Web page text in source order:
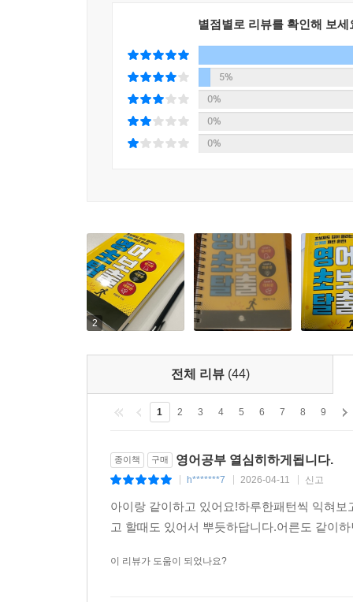
별점별로 리뷰를 확인해 보세
5%
0%
0%
0%
2
전체 리뷰 (44)
1 2 3 4 5 6 7 8 9
종이책 구매 영어공부 열심히하게됩니다.
h*******7 2026-04-11 신고
아이랑 같이하고 있어요!하루한패턴씩 익혀
고 할때도 있어서 뿌듯하답니다.어른도 같이
이 리뷰가 도움이 되었나요?